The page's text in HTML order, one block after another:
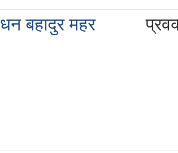
धन बहादुर महर